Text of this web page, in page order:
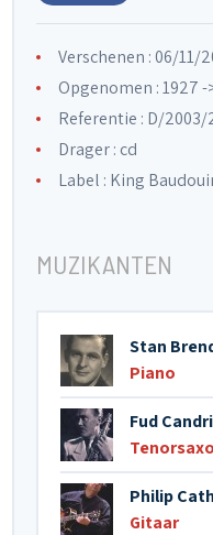
Verschenen : 06/11/
Opgenomen : 1927 -
Referentie : D/
Drager : cd
Label : King
MUZIKANTEN
Stan
Piano
Fud
Philip
Gitaar